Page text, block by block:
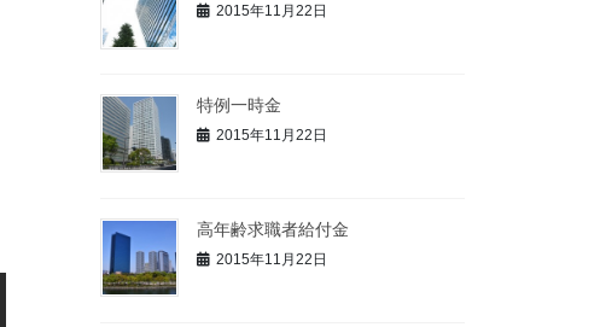
2015年11月22日
特例一時金
2015年11月22日
高年齢求職者給付金
2015年11月22日